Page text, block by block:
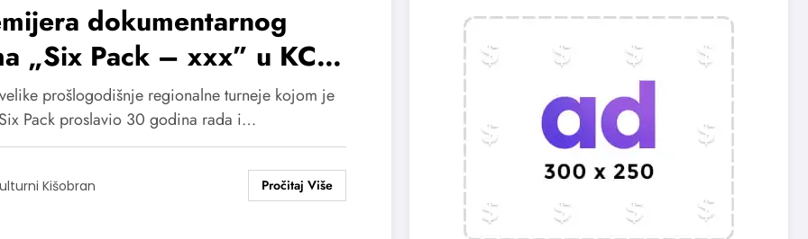
dokumentarnog
„Six Pack – xxx” u KC
prošlogodišnje regionalne turneje kojom je
Pack proslavio 30 godina rada i…
Kišobran